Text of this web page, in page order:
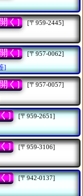
く]
[〒959-2445]
く]
[〒957-0062]
]
く]
[〒957-0057]
]
[〒959-2651]
]
[〒959-3106]
]
[〒942-0137]